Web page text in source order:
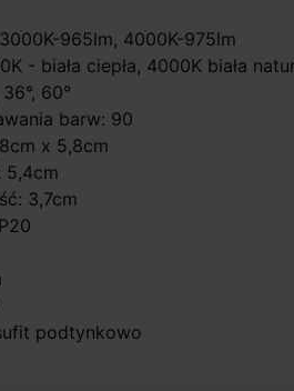
965lm, 4000K-975lm
- biała ciepła, 4000K biała
60°
barw: 90
x 5,8cm
5,4cm
3,7cm
podtynkowo